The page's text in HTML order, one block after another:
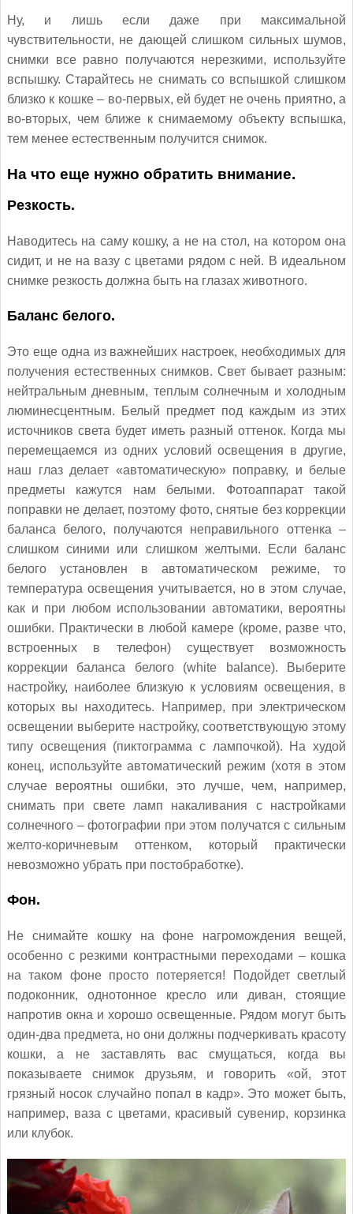
Ну, и лишь если даже при максимальной
чувствительности, не дающей слишком сильных шумов,
снимки все равно получаются нерезкими, используйте
вспышку. Старайтесь не снимать со вспышкой слишком
близко к кошке – во-первых, ей будет не очень приятно, а
во-вторых, чем ближе к снимаемому объекту вспышка,
тем менее естественным получится снимок.
На что еще нужно обратить внимание.
Резкость.
Наводитесь на саму кошку, а не на стол, на котором она
сидит, и не на вазу с цветами рядом с ней. В идеальном
снимке резкость должна быть на глазах животного.
Баланс белого.
Это еще одна из важнейших настроек, необходимых для
получения естественных снимков. Свет бывает разным:
нейтральным дневным, теплым солнечным и холодным
люминесцентным. Белый предмет под каждым из этих
источников света будет иметь разный оттенок. Когда мы
перемещаемся из одних условий освещения в другие,
наш глаз делает «автоматическую» поправку, и белые
предметы кажутся нам белыми. Фотоаппарат такой
поправки не делает, поэтому фото, снятые без коррекции
баланса белого, получаются неправильного оттенка –
слишком синими или слишком желтыми. Если баланс
белого установлен в автоматическом режиме, то
температура освещения учитывается, но в этом случае,
как и при любом использовании автоматики, вероятны
ошибки. Практически в любой камере (кроме, разве что,
встроенных в телефон) существует возможность
коррекции баланса белого (white balance). Выберите
настройку, наиболее близкую к условиям освещения, в
которых вы находитесь. Например, при электрическом
освещении выберите настройку, соответствующую этому
типу освещения (пиктограмма с лампочкой). На худой
конец, используйте автоматический режим (хотя в этом
случае вероятны ошибки, это лучше, чем, например,
снимать при свете ламп накаливания с настройками
солнечного – фотографии при этом получатся с сильным
желто-коричневым оттенком, который практически
невозможно убрать при постобработке).
Фон.
Не снимайте кошку на фоне нагромождения вещей,
особенно с резкими контрастными переходами – кошка
на таком фоне просто потеряется! Подойдет светлый
подоконник, однотонное кресло или диван, стоящие
напротив окна и хорошо освещенные. Рядом могут быть
один-два предмета, но они должны подчеркивать красоту
кошки, а не заставлять вас смущаться, когда вы
показываете снимок друзьям, и говорить «ой, этот
грязный носок случайно попал в кадр». Это может быть,
например, ваза с цветами, красивый сувенир, корзинка
или клубок.